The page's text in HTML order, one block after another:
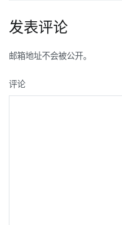
航
发表评论
邮箱地址不会被公开。
评论